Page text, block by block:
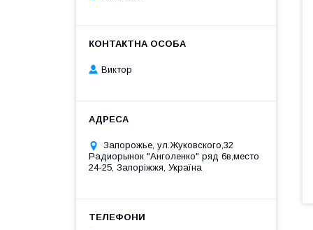
Виктор
Запорожье, ул.Жуковского,32
Радиорынок "Анголенко" ряд 6в,место
24-25, Запоріжжя, Україна